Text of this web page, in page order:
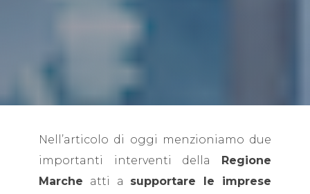
Nell’articolo di oggi menzioniamo due
importanti interventi della Regione
Marche atti a supportare le imprese